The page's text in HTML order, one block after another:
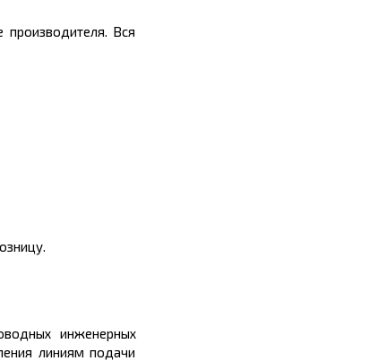
производителя. Вся
инженерных
линиям подачи